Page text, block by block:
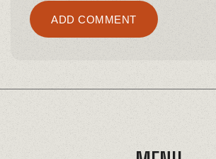
ADD COMMENT